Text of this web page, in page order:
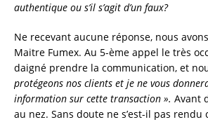
authentique ou s’il s’agit d’un faux?
Ne recevant aucune réponse, nous
Maitre Fumex. Au 5-ème appel le très
daigné prendre la communication, et
protégeons nos clients et je ne vous
information sur cette transaction ». Avant
au nez. Sans doute ne s’est-il pas rendu